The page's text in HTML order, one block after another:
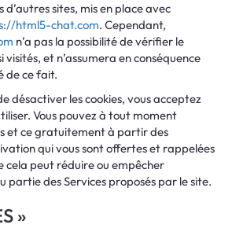
sites, mis en place avec
html5-chat.com. Cependant,
n’a pas la possibilité de vérifier le
visités, et n’assumera en conséquence
de ce fait.
désactiver les cookies, vous acceptez
Vous pouvez à tout moment
et ce gratuitement à partir des
qui vous sont offertes et rappelées
cela peut réduire ou empêcher
partie des Services proposés par le site.
»